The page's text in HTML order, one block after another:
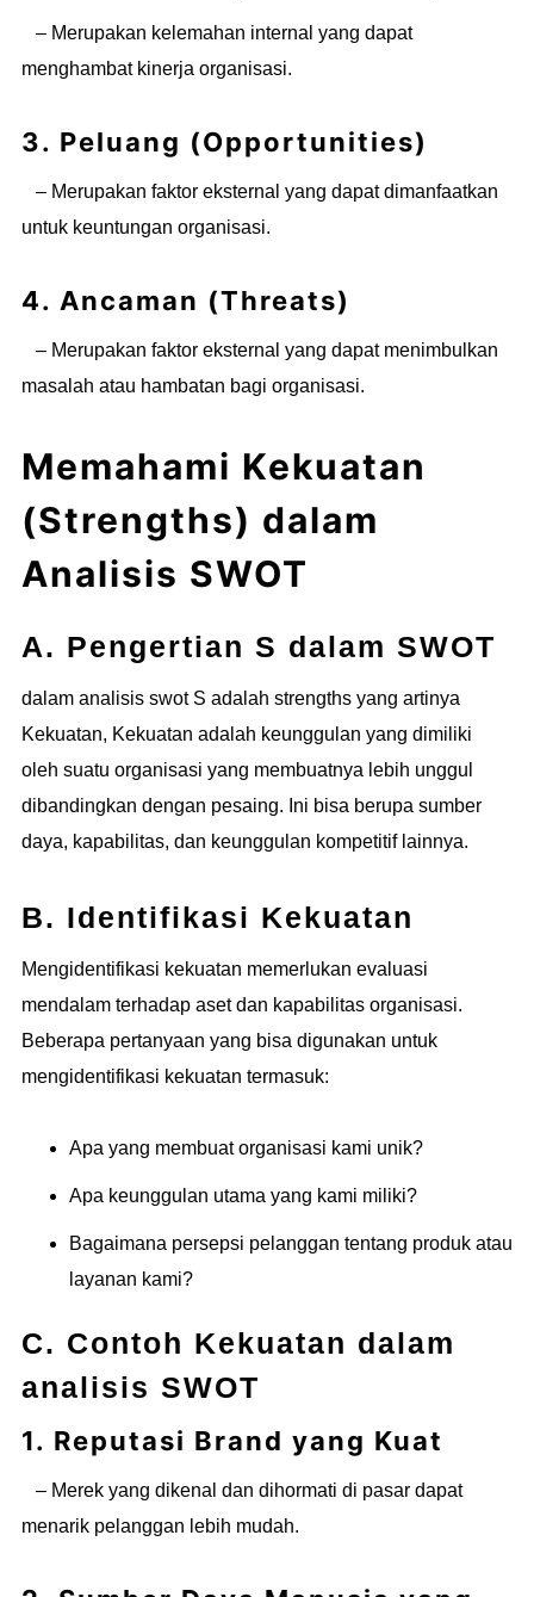
– Merupakan kelemahan internal yang dapat
menghambat kinerja organisasi.
3. Peluang (Opportunities)
– Merupakan faktor eksternal yang dapat dimanfaatkan
untuk keuntungan organisasi.
4. Ancaman (Threats)
– Merupakan faktor eksternal yang dapat menimbulkan
masalah atau hambatan bagi organisasi.
Memahami Kekuatan
(Strengths) dalam
Analisis SWOT
A. Pengertian S dalam SWOT
dalam analisis swot S adalah strengths yang artinya
Kekuatan, Kekuatan adalah keunggulan yang dimiliki
oleh suatu organisasi yang membuatnya lebih unggul
dibandingkan dengan pesaing. Ini bisa berupa sumber
daya, kapabilitas, dan keunggulan kompetitif lainnya.
B. Identifikasi Kekuatan
Mengidentifikasi kekuatan memerlukan evaluasi
mendalam terhadap aset dan kapabilitas organisasi.
Beberapa pertanyaan yang bisa digunakan untuk
mengidentifikasi kekuatan termasuk:
Apa yang membuat organisasi kami unik?
Apa keunggulan utama yang kami miliki?
Bagaimana persepsi pelanggan tentang produk atau
layanan kami?
C. Contoh Kekuatan dalam
analisis SWOT
1. Reputasi Brand yang Kuat
– Merek yang dikenal dan dihormati di pasar dapat
menarik pelanggan lebih mudah.